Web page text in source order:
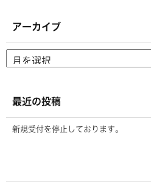
アーカイブ
最近の投稿
新規受付を停止しております。